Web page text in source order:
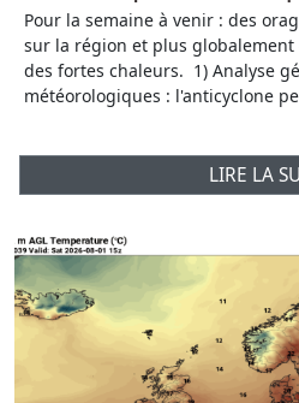
Pour la semaine à venir : des
sur la région et plus
des fortes chaleurs. 1) Analyse
météorologiques : l'anticyclone
LIRE LA